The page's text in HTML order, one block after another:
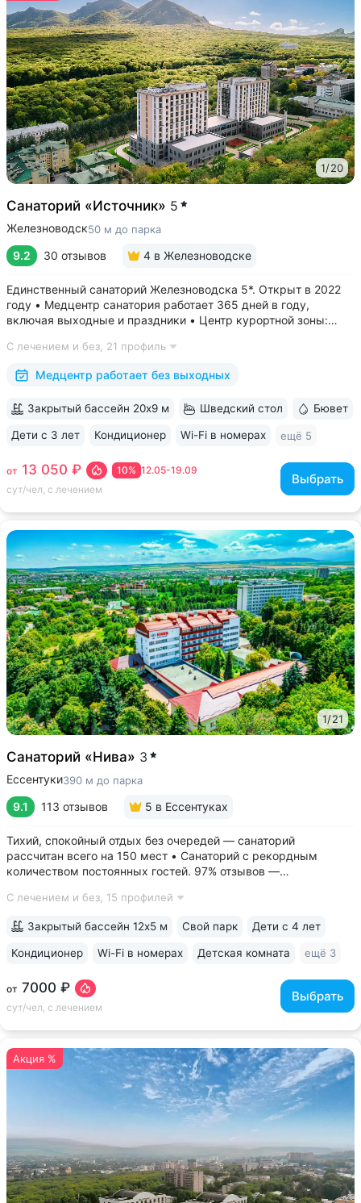
1/20
Санаторий «Источник» 5
Железноводск50 м до парка
9.2 30 отзывов 4 в Железноводске
Единственный санаторий Железноводска 5*. Открыт в 2022
году • Медцентр санатория работает 365 дней в году,
включая выходные и праздники • Центр курортной зоны:
бюветы «Славяновский» и «Смирновский»,
бальнеогрязелечебница, каскадная...
С лечением и без, 21 профиль
Медцентр работает без выходных
12.05-19.09
10%
от 13 050 ₽
сут/чел, с лечением
Выбрать
Закрытый бассейн 20х9 м Шведский стол Бювет
Дети с 3 лет Кондиционер Wi-Fi в номерах ещё 5
1/21
Санаторий «Нива» 3
Ессентуки390 м до парка
9.1 113 отзывов 5 в Ессентуках
Тихий, спокойный отдых без очередей — санаторий
рассчитан всего на 150 мест • Санаторий с рекордным
количеством постоянных гостей. 97% отзывов —
до Грязелечебницы им. Семашко и бюветов минеральной
С лечением и без, 15 профилей
от 7000 ₽
сут/чел, с лечением
Выбрать
Закрытый бассейн 12х5 м Свой парк Дети с 4 лет
Кондиционер Wi-Fi в номерах Детская комната ещё 3
Акция %